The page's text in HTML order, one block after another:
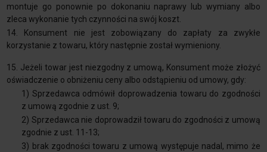
montuje go ponownie po dokonaniu naprawy lub wymiany albo
zleca wykonanie tych czynności na swój koszt.
14. Konsument nie jest zobowiązany do zapłaty za zwykłe
korzystanie z towaru, który następnie został wymieniony.
15. Jeżeli towar jest niezgodny z umową, Konsument może złożyć
oświadczenie o obniżeniu ceny albo odstąpieniu od umowy, gdy:
1) Sprzedawca odmówił doprowadzenia towaru do zgodności
z umową zgodnie z ust. 9;
2) Sprzedawca nie doprowadził towaru do zgodności z umową
zgodnie z ust. 11-13;
3) brak zgodności towaru z umową występuje nadal, mimo że